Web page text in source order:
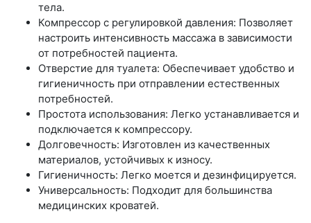
тела.
Компрессор с регулировкой давления: Позволяет
настроить интенсивность массажа в зависимости
от потребностей пациента.
Отверстие для туалета: Обеспечивает удобство и
гигиеничность при отправлении естественных
потребностей.
Простота использования: Легко устанавливается и
подключается к компрессору.
Долговечность: Изготовлен из качественных
материалов, устойчивых к износу.
Гигиеничность: Легко моется и дезинфицируется.
Универсальность: Подходит для большинства
медицинских кроватей.